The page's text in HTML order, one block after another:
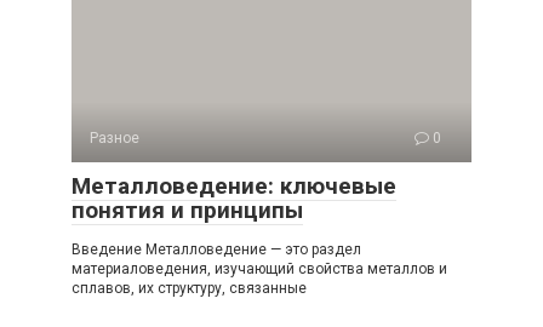
Разное 0
Металловедение: ключевые
понятия и принципы
Введение Металловедение — это раздел
материаловедения, изучающий свойства металлов и
сплавов, их структуру, связанные